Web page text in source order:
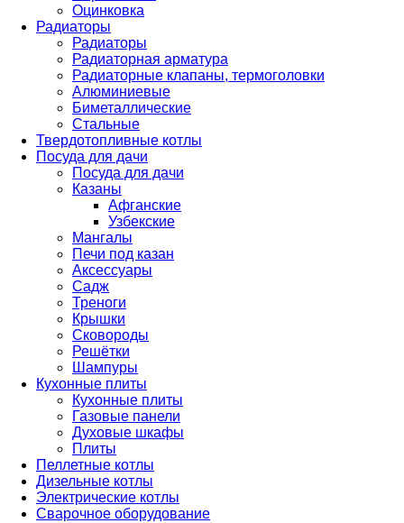
Оцинковка
Радиаторы
Радиаторы
Радиаторная арматура
Радиаторные клапаны, термоголовки
Алюминиевые
Биметаллические
Стальные
Твердотопливные котлы
Посуда для дачи
Посуда для дачи
Казаны
Афганские
Узбекские
Мангалы
Печи под казан
Аксессуары
Садж
Треноги
Крышки
Сковороды
Решётки
Шампуры
Кухонные плиты
Кухонные плиты
Газовые панели
Духовые шкафы
Плиты
Пеллетные котлы
Дизельные котлы
Электрические котлы
Сварочное оборудование